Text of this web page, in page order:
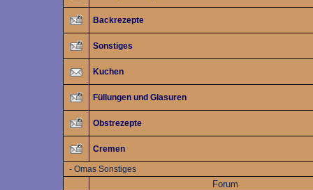
Backrezepte
Sonstiges
Kuchen
Füllungen und Glasuren
Obstrezepte
Cremen
- Omas Sonstiges
Forum